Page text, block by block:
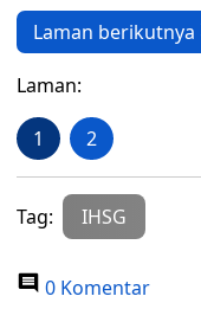
Laman berikutnya
Laman:
1 2
Tag: IHSG
0 Komentar